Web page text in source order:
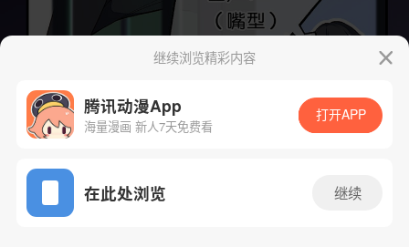
App免费看
继续浏览精彩内容
腾讯动漫App
海量漫画 新人7天免费看
打开APP
在此处浏览 继续